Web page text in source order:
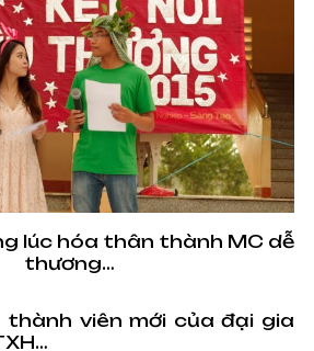
lúc hóa thân thành MC dễ
thương…
thành viên mới của đại gia